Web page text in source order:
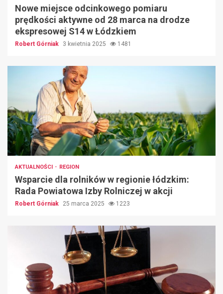
Nowe miejsce odcinkowego pomiaru
prędkości aktywne od 28 marca na drodze
ekspresowej S14 w Łódzkiem
Robert Górniak 3 kwietnia 2025 1481
AKTUALNOŚCI REGION
Wsparcie dla rolników w regionie łódzkim:
Rada Powiatowa Izby Rolniczej w akcji
Robert Górniak 25 marca 2025 1223